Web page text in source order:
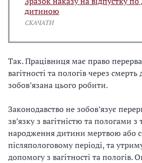
дитиною
СКАЧАТИ
Так. Працівниця має право
вагітності та пологів через
зобов’язана цього робити.
Законодавство не зобов’язує
зв’язку з вагітністю та пологами з
народження дитини мертвою або
післяпологовому періоді, та
допомогу з вагітності та пологів.